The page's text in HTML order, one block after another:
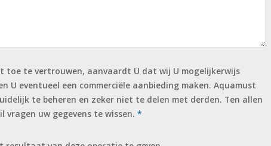
toe te vertrouwen, aanvaardt U dat wij U mogelijkerwijs
U eventueel een commerciële aanbieding maken. Aquamust
te beheren en zeker niet te delen met derden. Ten allen
uw gegevens te wissen. *